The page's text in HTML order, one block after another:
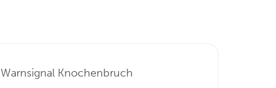
Warnsignal Knochenbruch